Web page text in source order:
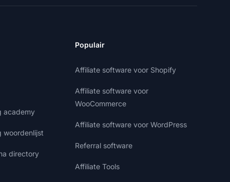
academy
woordenlijst
directory
Populair
Affiliate software voor Shopify
Affiliate software voor
WooCommerce
Affiliate software voor WordPress
Referral software
Affiliate Tools